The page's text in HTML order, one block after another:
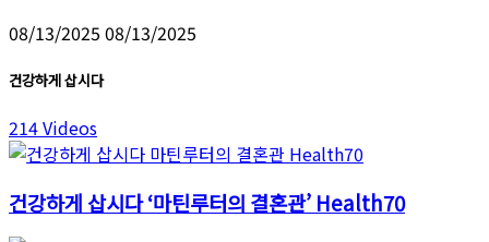
08/13/2025 08/13/2025
건강하게 삽시다
214 Videos
건강하게 삽시다 ‘마틴루터의 결혼관’ Health70